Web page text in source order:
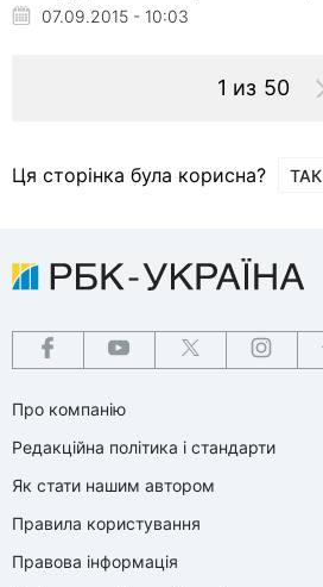
07.09.2015 - 10:03
1 из 50
Ця сторінка була корисна? ТАК
Про компанію
Редакційна політика і стандарти
Як стати нашим автором
Правила користування
Правова інформація